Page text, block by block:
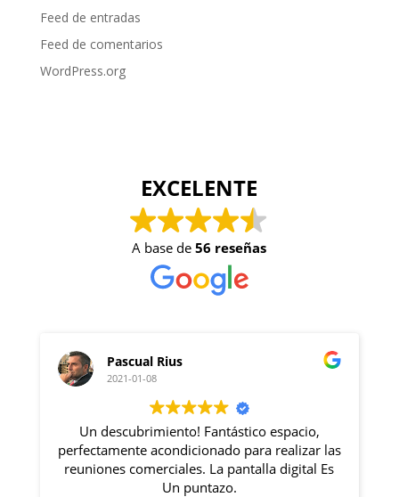
Feed de entradas
Feed de comentarios
WordPress.org
EXCELENTE
A base de56 reseñas
Pascual Rius
2021-01-08
Un descubrimiento! Fantástico espacio,
perfectamente acondicionado para realizar las
reuniones comerciales. La pantalla digital Es
Un puntazo.